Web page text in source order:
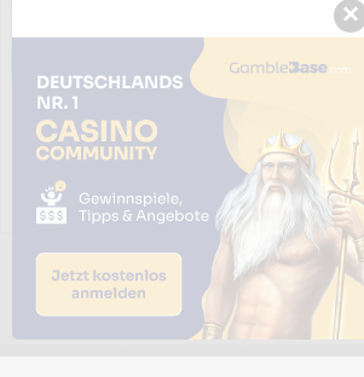
Das dargestellte Bild wurde von einem Nutzer
übernimmt keinerlei Haftung für den Inhalt des
jedoch bei Verstößen nach §2(3) unserer
×